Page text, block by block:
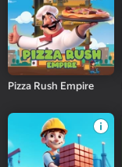
Pizza Rush Empire